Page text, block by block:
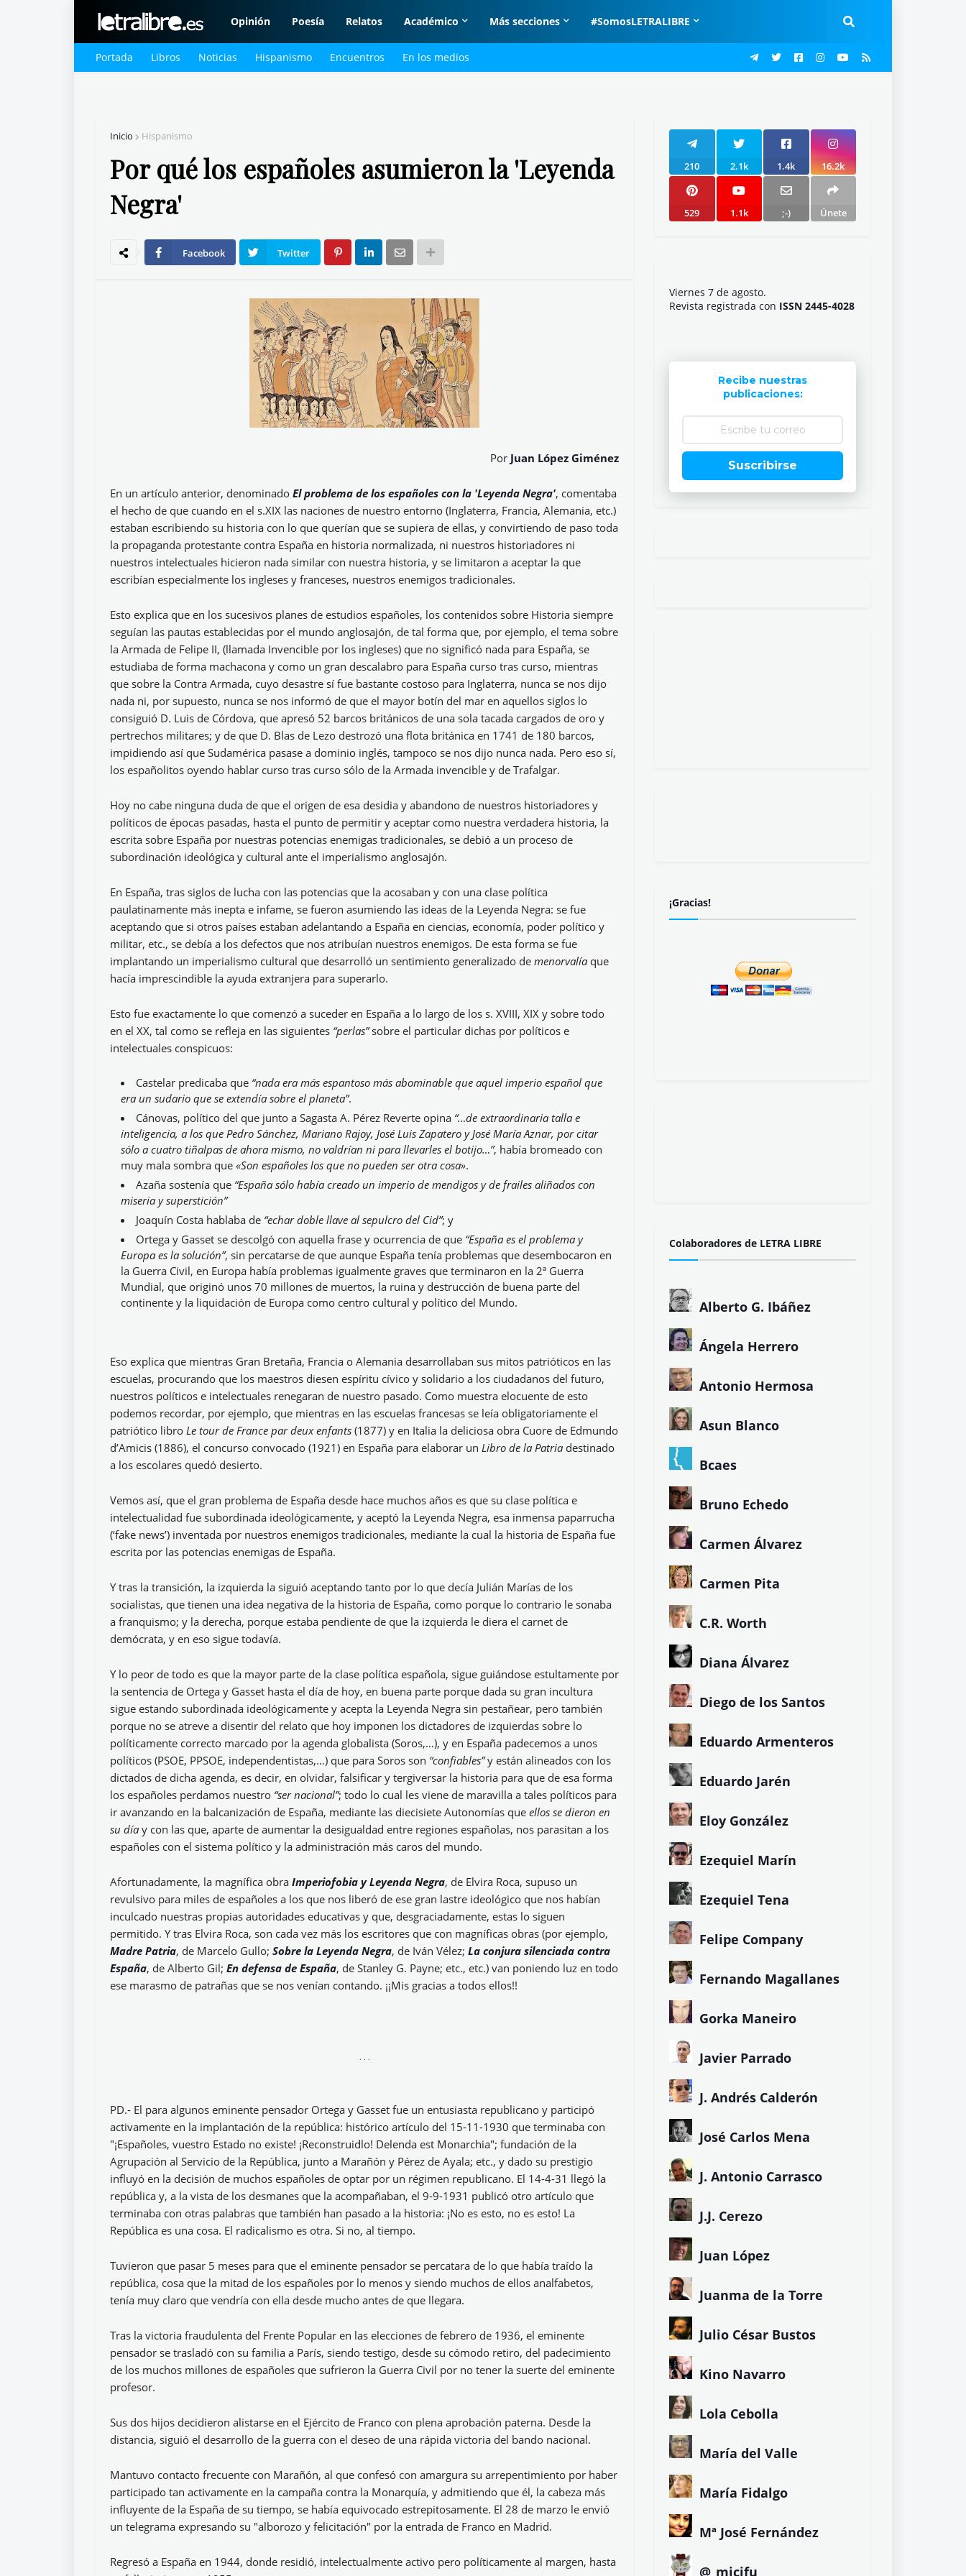
Opinión Poesía Relatos Académico Más secciones #SomosLETRALIBRE
Portada Libros Noticias Hispanismo Encuentros En los medios
Inicio Hispanismo
Por qué los españoles asumieron la 'Leyenda
Negra'
Facebook Twitter
Por Juan López Giménez
En un artículo anterior, denominado El problema de los españoles con la 'Leyenda Negra', comentaba
el hecho de que cuando en el s.XIX las naciones de nuestro entorno (Inglaterra, Francia, Alemania, etc.)
estaban escribiendo su historia con lo que querían que se supiera de ellas, y convirtiendo de paso toda
la propaganda protestante contra España en historia normalizada, ni nuestros historiadores ni
nuestros intelectuales hicieron nada similar con nuestra historia, y se limitaron a aceptar la que
escribían especialmente los ingleses y franceses, nuestros enemigos tradicionales.
Esto explica que en los sucesivos planes de estudios españoles, los contenidos sobre Historia siempre
seguían las pautas establecidas por el mundo anglosajón, de tal forma que, por ejemplo, el tema sobre
la Armada de Felipe II, (llamada Invencible por los ingleses) que no significó nada para España, se
estudiaba de forma machacona y como un gran descalabro para España curso tras curso, mientras
que sobre la Contra Armada, cuyo desastre sí fue bastante costoso para Inglaterra, nunca se nos dijo
nada ni, por supuesto, nunca se nos informó de que el mayor botín del mar en aquellos siglos lo
consiguió D. Luis de Córdova, que apresó 52 barcos británicos de una sola tacada cargados de oro y
pertrechos militares; y de que D. Blas de Lezo destrozó una flota británica en 1741 de 180 barcos,
impidiendo así que Sudamérica pasase a dominio inglés, tampoco se nos dijo nunca nada. Pero eso sí,
los españolitos oyendo hablar curso tras curso sólo de la Armada invencible y de Trafalgar.
Hoy no cabe ninguna duda de que el origen de esa desidia y abandono de nuestros historiadores y
políticos de épocas pasadas, hasta el punto de permitir y aceptar como nuestra verdadera historia, la
escrita sobre España por nuestras potencias enemigas tradicionales, se debió a un proceso de
subordinación ideológica y cultural ante el imperialismo anglosajón.
En España, tras siglos de lucha con las potencias que la acosaban y con una clase política
paulatinamente más inepta e infame, se fueron asumiendo las ideas de la Leyenda Negra: se fue
aceptando que si otros países estaban adelantando a España en ciencias, economía, poder político y
militar, etc., se debía a los defectos que nos atribuían nuestros enemigos. De esta forma se fue
implantando un imperialismo cultural que desarrolló un sentimiento generalizado de menorvalía que
hacía imprescindible la ayuda extranjera para superarlo.
Esto fue exactamente lo que comenzó a suceder en España a lo largo de los s. XVIII, XIX y sobre todo
en el XX, tal como se refleja en las siguientes “perlas”sobre el particular dichas por políticos e
intelectuales conspicuos:
Castelar predicaba que “nada era más espantoso más abominable que aquel imperio español que
era un sudario que se extendía sobre el planeta”.
Cánovas, político del que junto a Sagasta A. Pérez Reverte opina “…de extraordinaria talla e
inteligencia, a los que Pedro Sánchez, Mariano Rajoy, José Luis Zapatero y José María Aznar, por citar
sólo a cuatro tiñalpas de ahora mismo, no valdrían ni para llevarles el botijo…”, había bromeado con
muy mala sombra que «Son españoles los que no pueden ser otra cosa».
Azaña sostenía que “España sólo había creado un imperio de mendigos y de frailes aliñados con
miseria y superstición”
Joaquín Costa hablaba de “echar doble llave al sepulcro del Cid”; y
Ortega y Gasset se descolgó con aquella frase y ocurrencia de que “España es el problema y
Europa es la solución”, sin percatarse de que aunque España tenía problemas que desembocaron en
la Guerra Civil, en Europa había problemas igualmente graves que terminaron en la 2ª Guerra
Mundial, que originó unos 70 millones de muertos, la ruina y destrucción de buena parte del
continente y la liquidación de Europa como centro cultural y político del Mundo.
Eso explica que mientras Gran Bretaña, Francia o Alemania desarrollaban sus mitos patrióticos en las
escuelas, procurando que los maestros diesen espíritu cívico y solidario a los ciudadanos del futuro,
nuestros políticos e intelectuales renegaran de nuestro pasado. Como muestra elocuente de esto
podemos recordar, por ejemplo, que mientras en las escuelas francesas se leía obligatoriamente el
patriótico libro Le tour de France par deux enfants (1877) y en Italia la deliciosa obra Cuore de Edmundo
d’Amicis (1886), el concurso convocado (1921) en España para elaborar un Libro de la Patria destinado
a los escolares quedó desierto.
Vemos así, que el gran problema de España desde hace muchos años es que su clase política e
intelectualidad fue subordinada ideológicamente, y aceptó la Leyenda Negra, esa inmensa paparrucha
(‘fake news’) inventada por nuestros enemigos tradicionales, mediante la cual la historia de España fue
escrita por las potencias enemigas de España.
Y tras la transición, la izquierda la siguió aceptando tanto por lo que decía Julián Marías de los
socialistas, que tienen una idea negativa de la historia de España, como porque lo contrario le sonaba
a franquismo; y la derecha, porque estaba pendiente de que la izquierda le diera el carnet de
demócrata, y en eso sigue todavía.
Y lo peor de todo es que la mayor parte de la clase política española, sigue guiándose estultamente por
la sentencia de Ortega y Gasset hasta el día de hoy, en buena parte porque dada su gran incultura
sigue estando subordinada ideológicamente y acepta la Leyenda Negra sin pestañear, pero también
porque no se atreve a disentir del relato que hoy imponen los dictadores de izquierdas sobre lo
políticamente correcto marcado por la agenda globalista (Soros,…), y en España padecemos a unos
políticos (PSOE, PPSOE, independentistas,…) que para Soros son “confiables”y están alineados con los
dictados de dicha agenda, es decir, en olvidar, falsificar y tergiversar la historia para que de esa forma
los españoles perdamos nuestro “ser nacional”; todo lo cual les viene de maravilla a tales políticos para
ir avanzando en la balcanización de España, mediante las diecisiete Autonomías que ellos se dieron en
su día y con las que, aparte de aumentar la desigualdad entre regiones españolas, nos parasitan a los
españoles con el sistema político y la administración más caros del mundo.
Afortunadamente, la magnífica obra Imperiofobia y Leyenda Negra, de Elvira Roca, supuso un
revulsivo para miles de españoles a los que nos liberó de ese gran lastre ideológico que nos habían
inculcado nuestras propias autoridades educativas y que, desgraciadamente, estas lo siguen
permitido. Y tras Elvira Roca, son cada vez más los escritores que con magníficas obras (por ejemplo,
Madre Patria, de Marcelo Gullo; Sobre la Leyenda Negra, de Iván Vélez; La conjura silenciada contra
España, de Alberto Gil; En defensa de España, de Stanley G. Payne; etc., etc.) van poniendo luz en todo
ese marasmo de patrañas que se nos venían contando. ¡¡Mis gracias a todos ellos!!
. . .
PD.- El para algunos eminente pensador Ortega y Gasset fue un entusiasta republicano y participó
activamente en la implantación de la república: histórico artículo del 15-11-1930 que terminaba con
"¡Españoles, vuestro Estado no existe! ¡Reconstruidlo! Delenda est Monarchia"; fundación de la
Agrupación al Servicio de la República, junto a Marañón y Pérez de Ayala; etc., y dado su prestigio
influyó en la decisión de muchos españoles de optar por un régimen republicano. El 14-4-31 llegó la
república y, a la vista de los desmanes que la acompañaban, el 9-9-1931 publicó otro artículo que
terminaba con otras palabras que también han pasado a la historia: ¡No es esto, no es esto! La
República es una cosa. El radicalismo es otra. Si no, al tiempo.
Tuvieron que pasar 5 meses para que el eminente pensador se percatara de lo que había traído la
república, cosa que la mitad de los españoles por lo menos y siendo muchos de ellos analfabetos,
tenía muy claro que vendría con ella desde mucho antes de que llegara.
Tras la victoria fraudulenta del Frente Popular en las elecciones de febrero de 1936, el eminente
pensador se trasladó con su familia a París, siendo testigo, desde su cómodo retiro, del padecimiento
de los muchos millones de españoles que sufrieron la Guerra Civil por no tener la suerte del eminente
profesor.
Sus dos hijos decidieron alistarse en el Ejército de Franco con plena aprobación paterna. Desde la
distancia, siguió el desarrollo de la guerra con el deseo de una rápida victoria del bando nacional.
Mantuvo contacto frecuente con Marañón, al que confesó con amargura su arrepentimiento por haber
participado tan activamente en la campaña contra la Monarquía, y admitiendo que él, la cabeza más
influyente de la España de su tiempo, se había equivocado estrepitosamente. El 28 de marzo le envió
un telegrama expresando su "alborozo y felicitación" por la entrada de Franco en Madrid.
Regresó a España en 1944, donde residió, intelectualmente activo pero políticamente al margen, hasta
210 2.1k 1.4k 16.2k
529 1.1k ;-) Únete
Viernes 7 de agosto.
Revista registrada con ISSN 2445-4028
Recibe nuestras
publicaciones:
Suscribirse
¡Gracias!
Colaboradores de LETRA LIBRE
Alberto G. Ibáñez
Ángela Herrero
Antonio Hermosa
Asun Blanco
Bcaes
Bruno Echedo
Carmen Álvarez
Carmen Pita
C.R. Worth
Diana Álvarez
Diego de los Santos
Eduardo Armenteros
Eduardo Jarén
Eloy González
Ezequiel Marín
Ezequiel Tena
Felipe Company
Fernando Magallanes
Gorka Maneiro
Javier Parrado
J. Andrés Calderón
José Carlos Mena
J. Antonio Carrasco
J.J. Cerezo
Juan López
Juanma de la Torre
Julio César Bustos
Kino Navarro
Lola Cebolla
María del Valle
María Fidalgo
Mª José Fernández
@_micifu_